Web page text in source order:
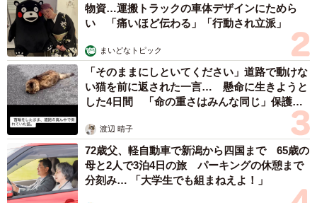
物資…運搬トラックの車体デザインにためら
い 「痛いほど伝わる」「行動され立派」
まいどなトピック
「そのままにしといてください」道路で動けな
い猫を前に返された一言… 懸命に生きようと
した4日間 「命の重さはみんな同じ」保護団
渡辺 晴子
72歳父、軽自動車で新潟から四国まで 65歳の
母と2人で3泊4日の旅 パーキングの休憩まで
分刻み… 「大学生でも組まねえよ！」